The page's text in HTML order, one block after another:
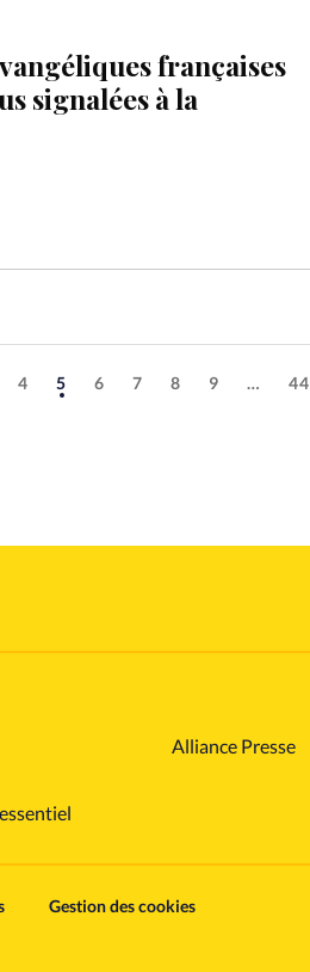
françaises
signalées à la
4 5 6 7 8 9 … 44
Alliance Presse
Gestion des cookies